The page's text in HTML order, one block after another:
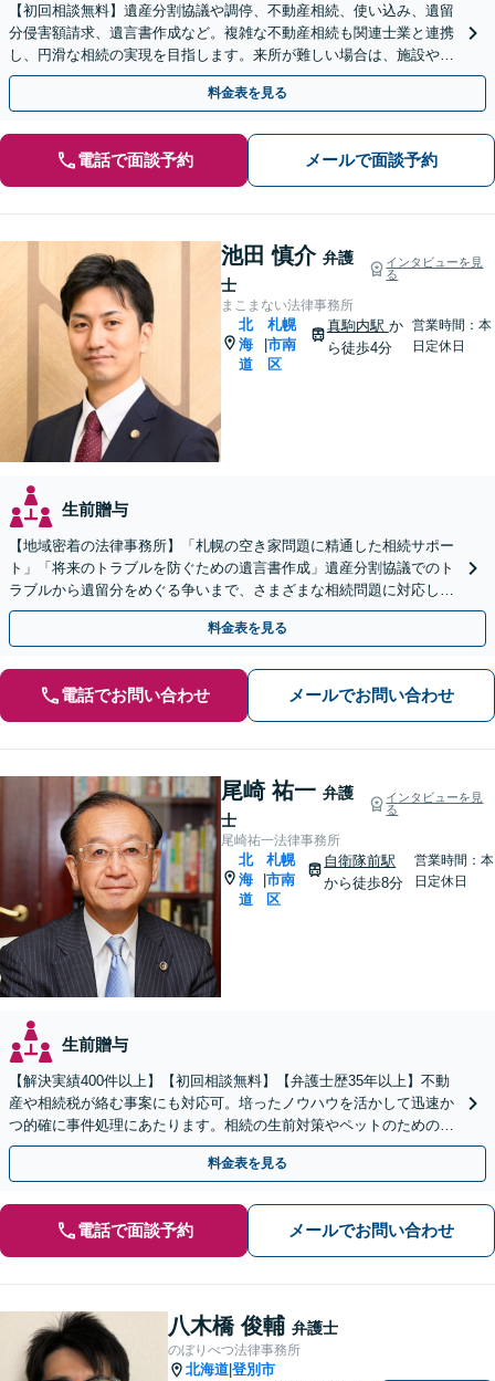
【初回相談無料】遺産分割協議や調停、不動産相続、使い込み、遺留
分侵害額請求、遺言書作成など。複雑な不動産相続も関連士業と連携
し、円滑な相続の実現を目指します。来所が難しい場合は、施設や病
院への出張相談も対応可能です【弁護士歴19年以上】
料金表を見る
電話で面談予約 メールで面談予約
池田 慎介 弁護
士
インタビューを見
る
まこまない法律事務所
北
海
道
札幌
市南
区
真駒内駅 か
ら徒歩4分
営業時間：本
日定休日
生前贈与
【地域密着の法律事務所】「札幌の空き家問題に精通した相続サポー
ト」「将来のトラブルを防ぐための遺言書作成」遺産分割協議でのト
ラブルから遺留分をめぐる争いまで、さまざまな相続問題に対応して
います「アクセス良好・WEB面談対応で安心の相談」
料金表を見る
電話でお問い合わせ メールでお問い合わせ
尾崎 祐一 弁護
士
インタビューを見
る
尾崎祐一法律事務所
北
海
道
札幌
市南
区
自衛隊前駅
から徒歩8分
営業時間：本
日定休日
生前贈与
【解決実績400件以上】【初回相談無料】【弁護士歴35年以上】不動
産や相続税が絡む事案にも対応可。培ったノウハウを活かして迅速か
つ的確に事件処理にあたります。相続の生前対策やペットのための年
金システムもお任せ【完全個室】【自衛隊前駅8分】
料金表を見る
電話で面談予約 メールでお問い合わせ
八木橋 俊輔 弁護士
のぼりべつ法律事務所
北海道 登別市